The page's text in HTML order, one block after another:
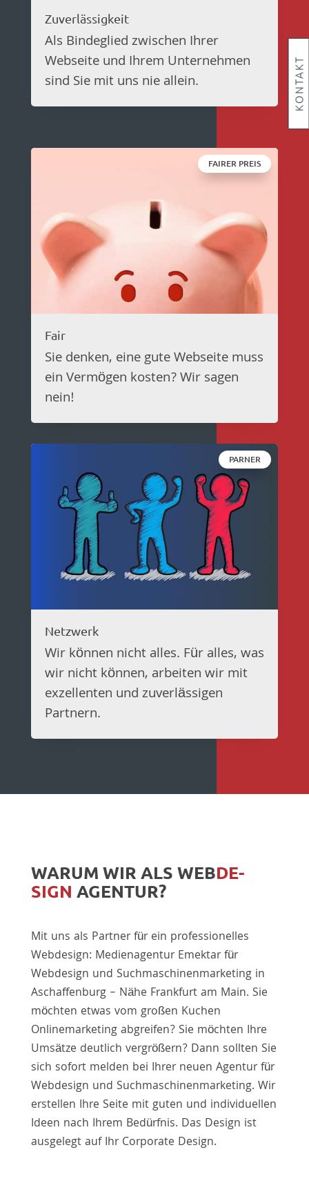
KONTAKT
KONTAKT
Zuverlässigkeit
Als Bindeglied zwischen Ihrer
Webseite und Ihrem Unternehmen
sind Sie mit uns nie allein.
FAIRER PREIS
Fair
Sie denken, eine gute Webseite muss
ein Vermögen kosten? Wir sagen
nein!
PARNER
Netzwerk
Wir können nicht alles. Für alles, was
wir nicht können, arbeiten wir mit
exzellenten und zuverlässigen
Partnern.
WARUM WIR ALS WEB­DE­
SIGN AGEN­TUR?
Mit uns als Partner für ein professionelles
Webdesign: Medienagentur Emektar für
Webdesign und Suchmaschinenmarketing in
Aschaffenburg – Nähe Frankfurt am Main. Sie
möchten etwas vom großen Kuchen
Onlinemarketing abgreifen? Sie möchten Ihre
Umsätze deutlich vergrößern? Dann sollten Sie
sich sofort melden bei Ihrer neuen Agentur für
Webdesign und Suchmaschinenmarketing. Wir
erstellen Ihre Seite mit guten und individuellen
Ideen nach Ihrem Bedürfnis. Das Design ist
ausgelegt auf Ihr Corporate Design.